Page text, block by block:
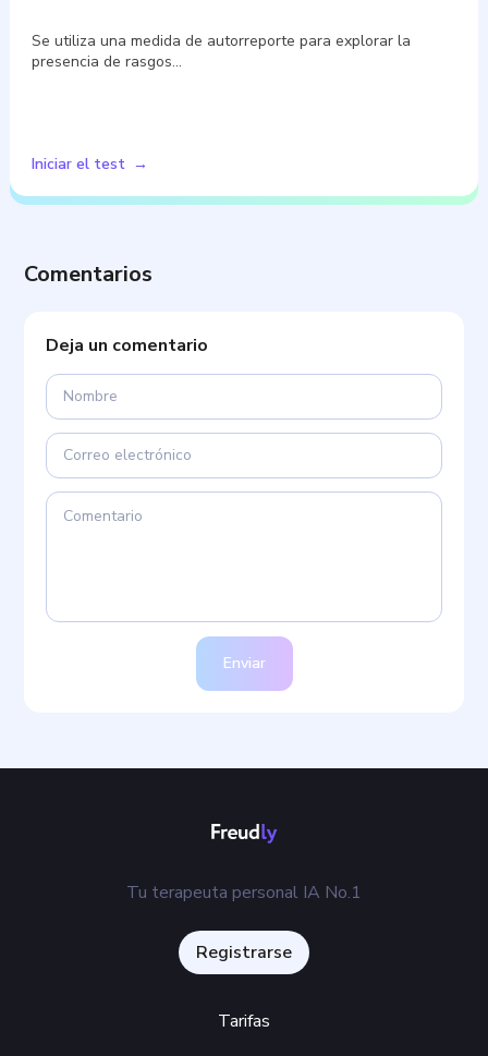
Se utiliza una medida de autorreporte para explorar la
presencia de rasgos…
Iniciar el test
Comentarios
Deja un comentario
Enviar
Tu terapeuta personal IA No.1
Registrarse
Tarifas